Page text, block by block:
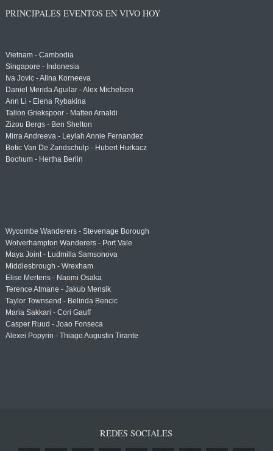
PRINCIPALES EVENTOS EN VIVO HOY
Vietnam - Cambodia
Singapore - Indonesia
Iva Jovic - Alina Korneeva
Daniel Merida Aguilar - Alex Michelsen
Ann Li - Elena Rybakina
Tallon Griekspoor - Matteo Arnaldi
Zizou Bergs - Ben Shelton
Mirra Andreeva - Leylah Annie Fernandez
Botic Van De Zandschulp - Hubert Hurkacz
Bochum - Hertha Berlin
Wycombe Wanderers - Stevenage Borough
Wolverhampton Wanderers - Port Vale
Maya Joint - Ludmilla Samsonova
Middlesbrough - Wrexham
Elise Mertens - Naomi Osaka
Terence Atmane - Jakub Mensik
Taylor Townsend - Belinda Bencic
Maria Sakkari - Cori Gauff
Casper Ruud - Joao Fonseca
Alexei Popyrin - Thiago Augustin Tirante
REDES SOCIALES